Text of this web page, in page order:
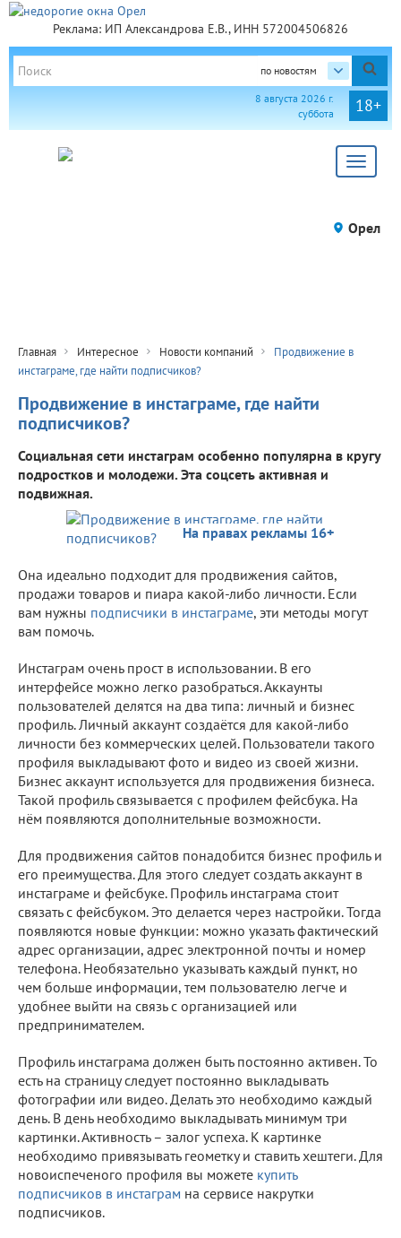
Реклама: ИП Александрова Е.В., ИНН 572004506826
по новостям
18+
8 августа 2026 г.
суббота
Toggle
Орел
Главная Интересное Новости компаний
Продвижение в
инстаграме, где найти подписчиков?
Продвижение в инстаграме, где найти
подписчиков?
Социальная сети инстаграм особенно популярна в кругу
подростков и молодежи. Эта соцсеть активная и
подвижная.
На правах рекламы 16+
Она идеально подходит для продвижения сайтов,
продажи товаров и пиара какой-либо личности. Если
вам нужны подписчики в инстаграме, эти методы могут
вам помочь.
Инстаграм очень прост в использовании. В его
интерфейсе можно легко разобраться. Аккаунты
пользователей делятся на два типа: личный и бизнес
профиль. Личный аккаунт создаётся для какой-либо
личности без коммерческих целей. Пользователи такого
профиля выкладывают фото и видео из своей жизни.
Бизнес аккаунт используется для продвижения бизнеса.
Такой профиль связывается с профилем фейсбука. На
нём появляются дополнительные возможности.
Для продвижения сайтов понадобится бизнес профиль и
его преимущества. Для этого следует создать аккаунт в
инстаграме и фейсбуке. Профиль инстаграма стоит
связать с фейсбуком. Это делается через настройки. Тогда
появляются новые функции: можно указать фактический
адрес организации, адрес электронной почты и номер
телефона. Необязательно указывать каждый пункт, но
чем больше информации, тем пользователю легче и
удобнее выйти на связь с организацией или
предпринимателем.
Профиль инстаграма должен быть постоянно активен. То
есть на страницу следует постоянно выкладывать
фотографии или видео. Делать это необходимо каждый
день. В день необходимо выкладывать минимум три
картинки. Активность – залог успеха. К картинке
необходимо привязывать геометку и ставить хештеги. Для
новоиспеченого профиля вы можете купить
подписчиков в инстаграм на сервисе накрутки
подписчиков.